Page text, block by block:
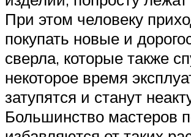
При этом человеку
покупать новые и
сверла, которые также
некоторое время
затупятся и станут
Большинство мастеров